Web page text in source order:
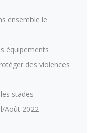
ensemble le
équipements
des violences
stades
Août 2022